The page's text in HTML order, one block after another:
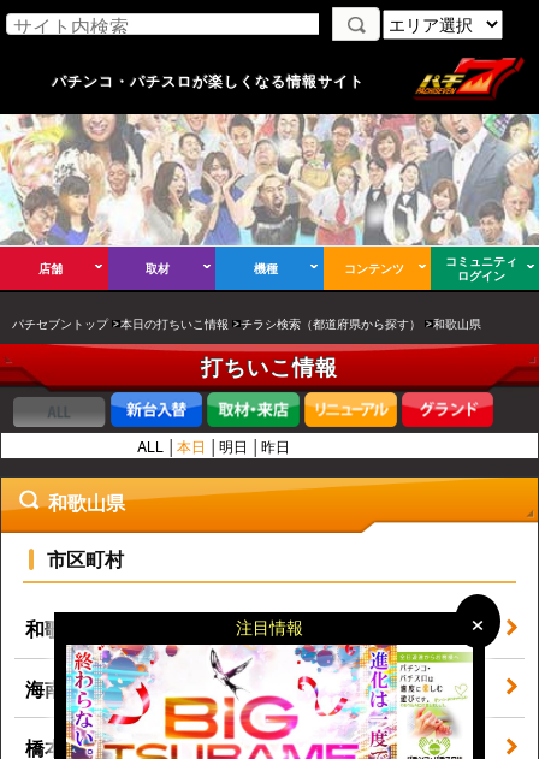
×
×
注目情報
パチンコ・パチスロが楽しくなる情報サイト
店舗 取材 機種 コンテンツ
コミュニティ
ログイン
パチセブントップ 本日の打ちいこ情報 チラシ検索（都道府県から探す） 和歌山県
打ちいこ情報
ALL 本日 明日 昨日
和歌山県
市区町村
和歌山市(0)
海南市(0)
橋本市(0)